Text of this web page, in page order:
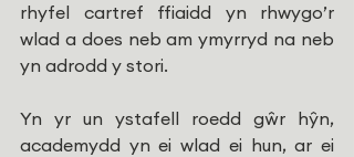
rhyfel cartref ffiaidd yn rhwygo’r
wlad a does neb am ymyrryd na neb
yn adrodd y stori.
Yn yr un ystafell roedd gŵr hŷn,
academydd yn ei wlad ei hun, ar ei